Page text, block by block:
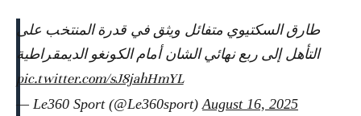
طارق السكتيوي متفائل ويثق في قدرة المنتخب على
التأهل إلى ربع نهائي الشان أمام الكونغو الديمقراطية
pic.twitter.com/sJ8jahHmYL
— Le360 Sport (@Le360sport)August 16, 2025